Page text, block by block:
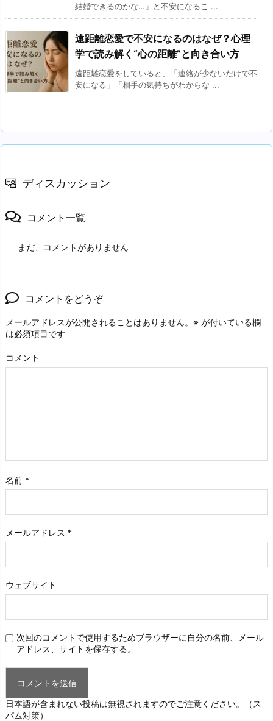
結婚できるのかな…」と不安になるこ ...
遠距離恋愛で不安になるのはなぜ？心理
学で読み解く“心の距離”と向き合い方
遠距離恋愛をしていると、「連絡が少ないだけで不
安になる」「相手の気持ちがわからな ...
ディスカッション
コメント一覧
まだ、コメントがありません
コメントをどうぞ
メールアドレスが公開されることはありません。 ※ が付いている欄
は必須項目です
コメント
名前 *
メールアドレス *
ウェブサイト
次回のコメントで使用するためブラウザーに自分の名前、メール
アドレス、サイトを保存する。
日本語が含まれない投稿は無視されますのでご注意ください。（ス
パム対策）